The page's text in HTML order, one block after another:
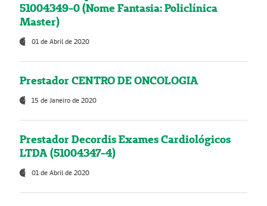
51004349-0 (Nome Fantasia: Policlínica
Master)
01 de Abril de 2020
Prestador CENTRO DE ONCOLOGIA
15 de Janeiro de 2020
Prestador Decordis Exames Cardiológicos
LTDA (51004347-4)
01 de Abril de 2020